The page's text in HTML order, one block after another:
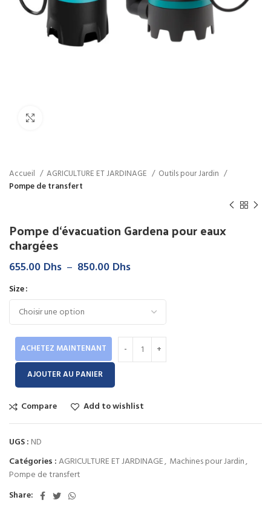
Accueil AGRICULTURE ET JARDINAGE
Outils pour Jardin
Pompe de transfert
Pompe d‘évacuation Gardena pour eaux
chargées
655.00 Dhs – 850.00 DhsPlage
655.00 Dhs
850.00 Dhs
Size
ACHETEZ MAINTENANT
AJOUTER AU PANIER
Compare Add to wishlist
UGS : ND
Catégories :AGRICULTURE ET JARDINAGE, Machines pour Jardin,
Pompe de transfert
Share: